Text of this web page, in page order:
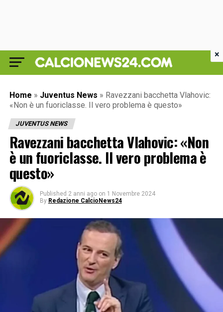
Home » Juventus News » Ravezzani bacchetta Vlahovic:
«Non è un fuoriclasse. Il vero problema è questo»
JUVENTUS NEWS
Ravezzani bacchetta Vlahovic: «Non
è un fuoriclasse. Il vero problema è
questo»
Published 2 anni ago on 1 Novembre 2024
By Redazione CalcioNews24
×